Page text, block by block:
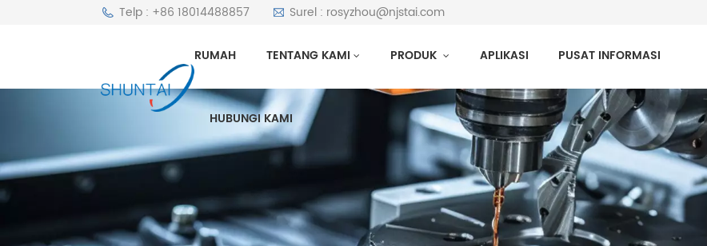
Telp : +86 18014488857 Surel : rosyzhou@njstai.com
RUMAH TENTANG KAMI PRODUK APLIKASI PUSAT INFORMASI
HUBUNGI KAMI